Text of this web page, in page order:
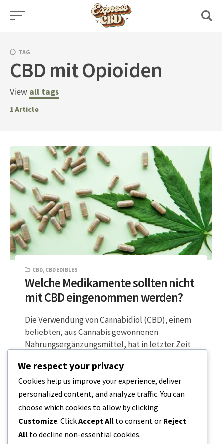
Skip
TAG
CBD mit Opioiden
View all tags
1Article
CBD, CBD EDIBLES
Welche Medikamente sollten nicht
mit CBD eingenommen werden?
Die Verwendung von Cannabidiol (CBD), einem
beliebten, aus Cannabis gewonnenen
Nahrungsergänzungsmittel, hat in letzter Zeit
Es…
6 MINUTEN LESEZEIT 20. DEZEMBER 2023
We respect your privacy
Cookies help us improve your experience, deliver
personalized content, and analyze traffic. You can
choose which cookies to allow by clicking
Customize. ClickAccept All to consent or Reject
All to decline non-essential cookies.